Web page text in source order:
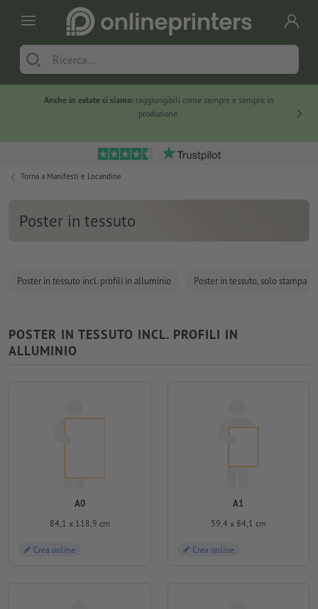
Anche in estate ci siamo: raggiungibili come sempre e sempre in
produzione.
Torna a Manifesti e Locandine
Poster in tessuto
Poster in tessuto incl. profili in alluminio Poster in tessuto, solo stampa
POSTER IN TESSUTO INCL. PROFILI IN
ALLUMINIO
A0
84,1 x 118,9 cm
Crea online
A1
59,4 x 84,1 cm
Crea online